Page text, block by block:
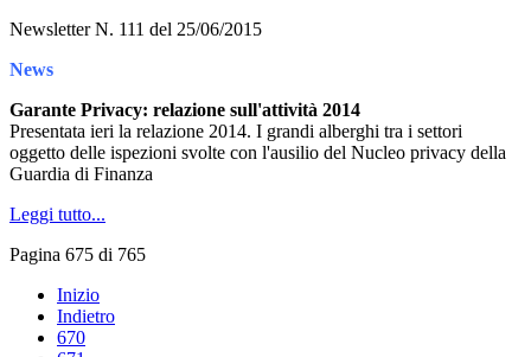
Newsletter N. 111 del 25/06/2015
News
Garante Privacy: relazione sull'attività 2014
Presentata ieri la relazione 2014. I grandi alberghi tra i settori
oggetto delle ispezioni svolte con l'ausilio del Nucleo privacy della
Guardia di Finanza
Leggi tutto...
Pagina 675 di 765
Inizio
Indietro
670